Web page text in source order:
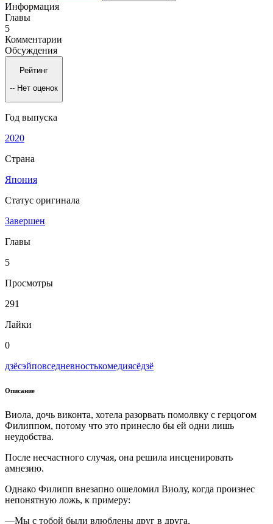
Информация
Главы
5
Комментарии
Обсуждения
Рейтинг
-- Нет оценок
Год выпуска
2020
Страна
Япония
Статус оригинала
Завершен
Главы
5
Просмотры
291
Лайки
0
дзёсэйповседневностькомедиясёдзё
Описание
Виола, дочь виконта, хотела разорвать помолвку с герцогом
Филиппом, потому что это принесло бы ей одни лишь
неудобства.
После несчастного случая, она решила инсценировать
амнезию.
Однако Филипп внезапно ошеломил Виолу, когда произнес
непонятную ложь, к примеру:
—Мы с тобой были влюблены друг в друга,